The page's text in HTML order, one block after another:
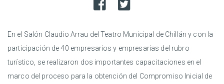
En el Salón Claudio Arrau del Teatro Municipal de Chillán y con la
participación de 40 empresarios y empresarias del rubro
turístico, se realizaron dos importantes capacitaciones en el
marco del proceso para la obtención del Compromiso Inicial de